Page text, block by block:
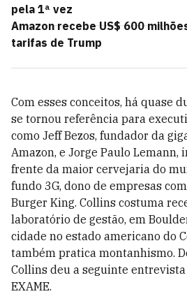
pela 1ª vez
Amazon recebe US$ 600
tarifas de Trump
Com esses conceitos, há quase
se tornou referência para
como Jeff Bezos, fundador da
Amazon, e Jorge Paulo
frente da maior cervejaria do
fundo 3G, dono de empresas
Burger King. Collins costuma
laboratório de gestão, em
cidade no estado americano do
também pratica montanhismo.
Collins deu a seguinte
EXAME.